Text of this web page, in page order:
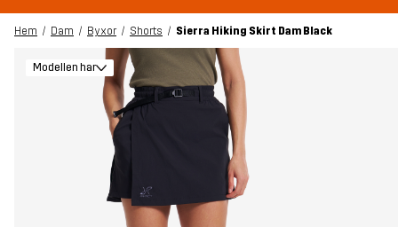
Hem Dam Byxor Shorts Sierra Hiking Skirt Dam Black
Modellen har